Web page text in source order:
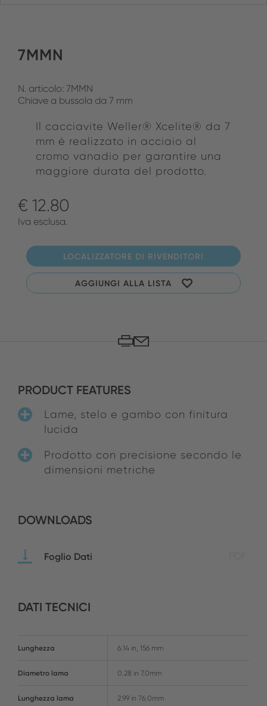
7MMN
N. articolo: 7MMN
Chiave a bussola da 7 mm
Il cacciavite Weller® Xcelite® da 7
mm è realizzato in acciaio al
cromo vanadio per garantire una
maggiore durata del prodotto.
€ 12.80
Iva esclusa.
LOCALIZZATORE DI RIVENDITORI
AGGIUNGI ALLA LISTA
PRODUCT FEATURES
Lame, stelo e gambo con finitura
lucida
Prodotto con precisione secondo le
dimensioni metriche
DOWNLOADS
Foglio Dati
DATI TECNICI
Lunghezza 6.14 in, 156 mm
Diametro lama 0.28 in 7.0mm
Lunghezza lama 2.99 in 76.0mm